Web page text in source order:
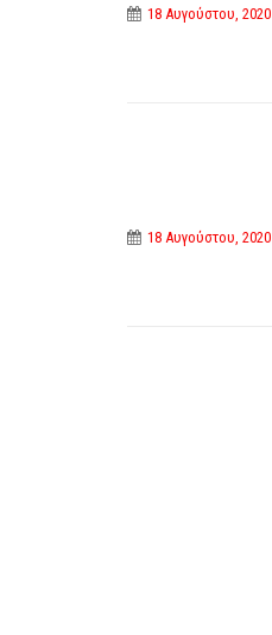
18 Αυγούστου, 2020
18 Αυγούστου, 2020